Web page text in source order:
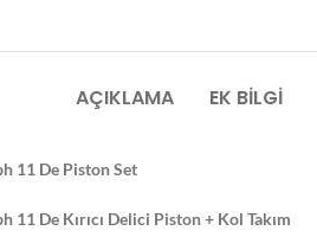
AÇIKLAMA EK BILGI
11 De Piston Set
11 De Kırıcı Delici Piston + Kol Takım